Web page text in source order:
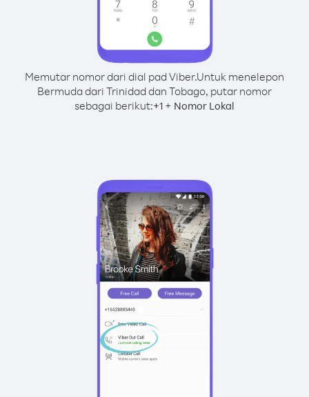
Memutar nomor dari dial pad Viber.Untuk menelepon
Bermuda dari Trinidad dan Tobago, putar nomor
sebagai berikut:+1 + Nomor Lokal